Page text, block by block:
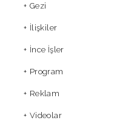
Gezi
İlişkiler
İnce İşler
Program
Reklam
Videolar